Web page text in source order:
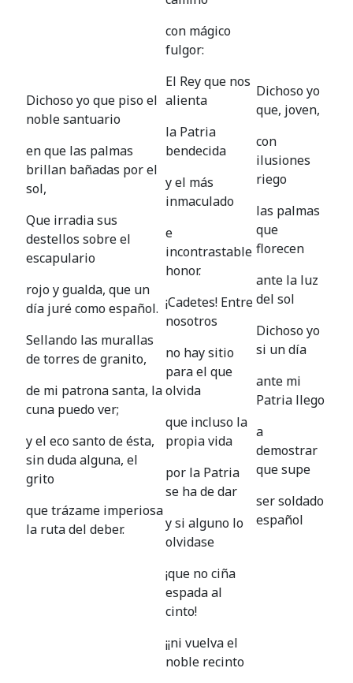
Dichoso yo que piso el
noble santuario
en que las palmas
brillan bañadas por el
sol,
Que irradia sus
destellos sobre el
escapulario
rojo y gualda, que un
día juré como español.
Sellando las murallas
de torres de granito,
de mi patrona santa, la
cuna puedo ver;
y el eco santo de ésta,
sin duda alguna, el
grito
que trázame imperiosa
la ruta del deber.
con mágico
fulgor:
El Rey que nos
alienta
la Patria
bendecida
y el más
inmaculado
e
incontrastable
honor.
¡Cadetes! Entre
nosotros
no hay sitio
para el que
olvida
que incluso la
propia vida
por la Patria
se ha de dar
y si alguno lo
olvidase
¡que no ciña
espada al
cinto!
¡¡ni vuelva el
noble recinto
Dichoso yo
que, joven,
con
ilusiones
riego
las palmas
que
florecen
ante la luz
del sol
Dichoso yo
si un día
ante mi
Patria llego
a
demostrar
que supe
ser soldado
español